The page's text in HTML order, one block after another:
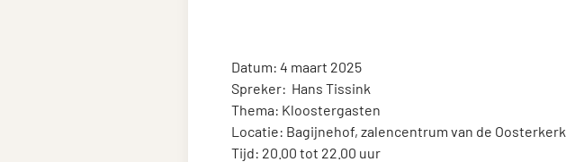
Datum: 4 maart 2025
Spreker: Hans Tissink
Thema: Kloostergasten
Locatie: Bagijnehof, zalencentrum van de Oosterkerk
Tijd: 20.00 tot 22.00 uur